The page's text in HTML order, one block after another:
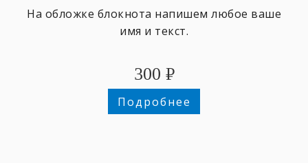
На обложке блокнота напишем любое ваше
имя и текст.
300 ₽
Подробнее